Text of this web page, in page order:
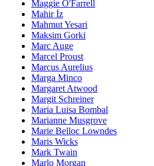
Maggie O'Farrell
Mahir İz
Mahmut Yesari
Maksim Gorki
Marc Auge
Marcel Proust
Marcus Aurelius
Marga Minco
Margaret Atwood
Margit Schreiner
Maria Luisa Bombal
Marianne Musgrove
Marie Belloc Lowndes
Maris Wicks
Mark Twain
Marlo Morgan